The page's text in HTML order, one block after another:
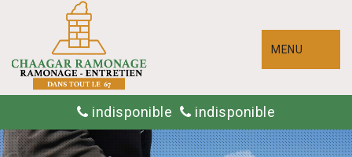
MENU
indisponible indisponible